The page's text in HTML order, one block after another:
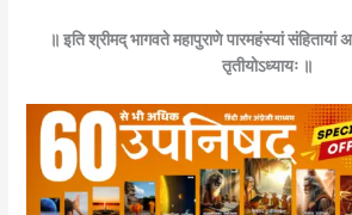
॥ इति श्रीमद् भागवते महापुराणे पारमहंस्यां संहितायां
तृतीयोऽध्यायः ॥